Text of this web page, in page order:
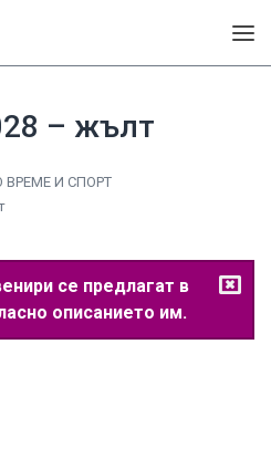
– жълт
И СПОРТ
се предлагат в
описанието им.